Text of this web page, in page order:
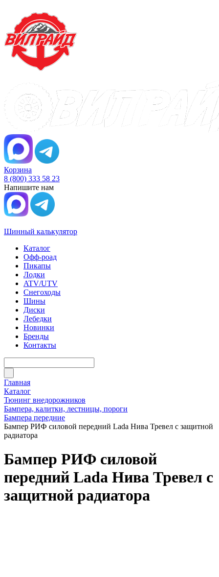
Корзина
8 (800) 333 58 23
Напишите нам
Шинный калькулятор
Каталог
Офф-роад
Пикапы
Лодки
ATV/UTV
Снегоходы
Шины
Диски
Лебедки
Новинки
Бренды
Контакты
Главная
Каталог
Тюнинг внедорожников
Бампера, калитки, лестницы, пороги
Бампера передние
Бампер РИФ силовой передний Lada Нива Тревел с защитной
радиатора
Бампер РИФ силовой
передний Lada Нива Тревел с
защитной радиатора